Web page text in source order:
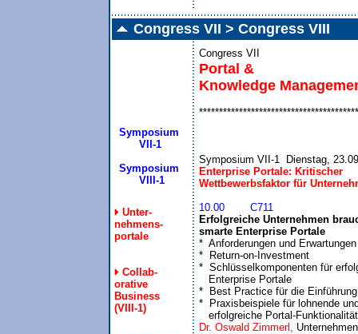
Congress VII > Congress VIII
Symposium
VII-1
Symposium
  VIII-1
Unter-
nehmens-
portale
Collab-
orative
Business
(VIII-1)
Congress VII
Portal &
Knowledge
Enterprise Portale: Kritischer
Wettbewerbsfaktor für
10.00	C711
Erfolgreiche Unternehmen
smarte Enterprise Portale
*  Anforderungen und Erwartungen
*  Return-on-Investment
*  Schlüsselkomponenten für
   Enterprise Portale
*  Best Practice für die Einführung
*  Praxisbeispiele für lohnende
erfolgreiche Portal-
Dr. Oswald Zimmerl,